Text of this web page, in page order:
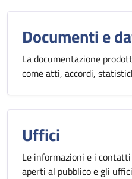
Documenti e
La documentazione
come atti, accordi,
Uffici
Le informazioni e i
aperti al pubblico e gli